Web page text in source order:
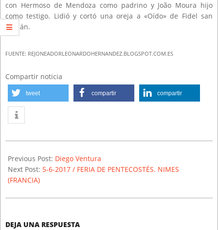
con Hermoso de Mendoza como padrino y João Moura hijo
como testigo. Lidió y cortó una oreja a «Oído» de Fidel san
Román.
FUENTE: REJONEADORLEONARDOHERNANDEZ.BLOGSPOT.COM.ES
Compartir noticia
tweet compartir compartir
05-
01
Previous Post: Diego Ventura
Next Post: 5-6-2017 / FERIA DE PENTECOSTÉS. NIMES
(FRANCIA)
DEJA UNA RESPUESTA